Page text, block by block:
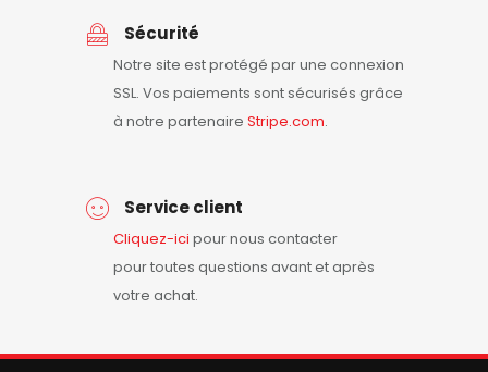
Sécurité
Notre site est protégé par une connexion
SSL. Vos paiements sont sécurisés grâce
à notre partenaire Stripe.com.
Service client
Cliquez-ici pour nous contacter
pour toutes questions avant et après
votre achat.